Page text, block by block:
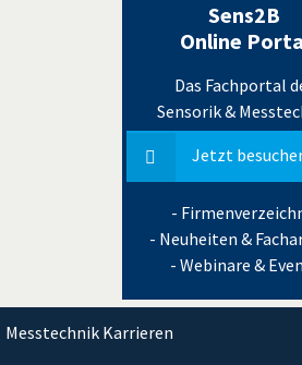
Sens2B
Online
Das Fachportal
Sensorik &
Jetzt
-
- Neuheiten &
- Webinare &
Messtechnik Karrieren